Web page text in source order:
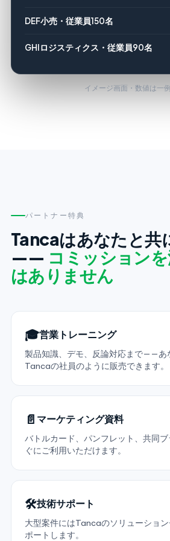
DEF小売・従業員150名
GHIロジスティクス・従業員90名
イメージ画面・数値は一
パートナー特典
Tancaはあなたと共
—— コミッション
はありません
🎓営業トレーニング
製品知識、デモ、反論対応まで——あ
Tancaの社員のように販売できます。
📄 マーケティング資料
バトルカード、パンフレット、共同
ぐにご利用いただけます。
🛠️技術サポート
大型案件にはTancaのソリューショ
ポートします。